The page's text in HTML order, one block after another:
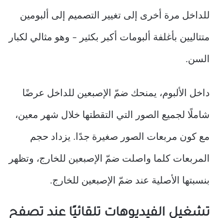
للداخل مرة أخرى إلى تغيير التصميم إلى ألبومين
متتاليين بأغلفة ألبومات أكبر بكثير – وهو مثالي لكبار
السن.
داخل الألبوم، يمنحك ضمّ الإصبعين للداخل عرضًا
شاملًا لجميع الصور التي التقطتها خلال شهر معين،
مع كون مربعات الصور صغيرة جدًا. يزداد حجم
المربعات كلما واصلت ضمّ الإصبعين للخارج، وتظهر
بنسبتها الأصلية عند ضمّ الإصبعين للخارج.
تشغيل الفيديوهات تلقائيًا عند تصفح